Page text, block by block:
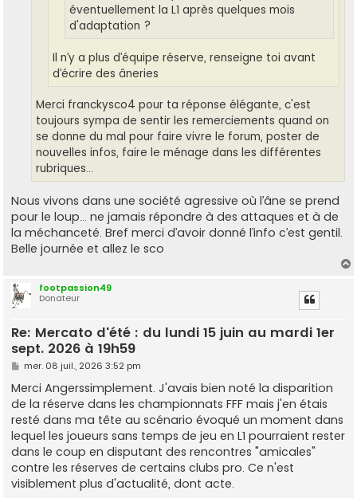
éventuellement la L1 après quelques mois
d'adaptation ?
Il n’y a plus d’équipe réserve, renseigne toi avant
d’écrire des âneries
Merci franckysco4 pour ta réponse élégante, c'est
toujours sympa de sentir les remerciements quand on
se donne du mal pour faire vivre le forum, poster de
nouvelles infos, faire le ménage dans les différentes
rubriques...
Nous vivons dans une société agressive où l’âne se prend
pour le loup… ne jamais répondre à des attaques et à de
la méchanceté. Bref merci d’avoir donné l’info c’est gentil.
Belle journée et allez le sco
footpassion49
Donateur
Re: Mercato d'été : du lundi 15 juin au mardi 1er
sept. 2026 à 19h59
M
s
s
a
g
e
mer. 08 juil., 2026 3:52 pm
Merci Angerssimplement. J'avais bien noté la disparition
de la réserve dans les championnats FFF mais j'en étais
resté dans ma tête au scénario évoqué un moment dans
lequel les joueurs sans temps de jeu en L1 pourraient rester
dans le coup en disputant des rencontres "amicales"
contre les réserves de certains clubs pro. Ce n'est
visiblement plus d'actualité, dont acte.